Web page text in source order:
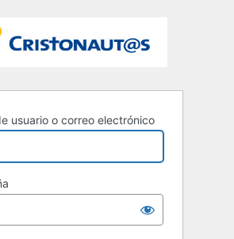
usuario o correo electrónico